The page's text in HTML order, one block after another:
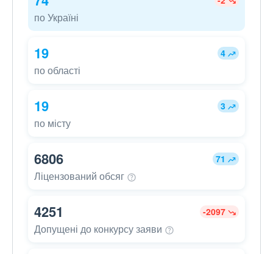
по Україні
19 4
по області
19 3
по місту
6806 71
Ліцензований обсяг
4251 -2097
Допущені до конкурсузаяви